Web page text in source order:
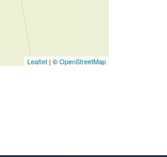
Leaflet| ©OpenStreetMap